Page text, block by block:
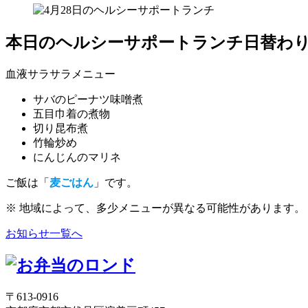
本日のヘルシーサポートランチ日替わ
血液サラサラメニュー
サバのピーナツ味噌煮
五目巾着の煮物
切り昆布煮
竹輪炒め
にんじんのマリネ
ご飯は「 麦ごはん 」です。
※ 地域によって、多少メニューが異なる可能性があります。
お知らせ一覧へ
〒613-0916